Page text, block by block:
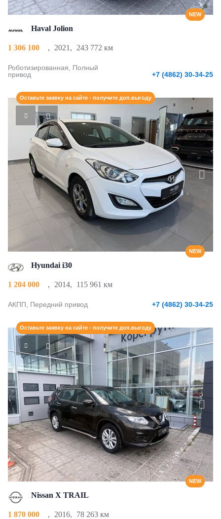
NEW
Haval Jolion
1 306 100 , 2021 , 243 772 км
Роботизированная, Полный
привод
+7 (4862) 30-34-25
NEW
Оставьте заявку на сайте - получите доп.выгоду
Hyundai i30
1 204 000 , 2014, 115 961 км
АКПП, Передний привод +7 (4862) 30-34-25
NEW
Оставьте заявку на сайте - получите доп.выгоду
Nissan X TRAIL
1 870 000 , 2016, 78 263 км